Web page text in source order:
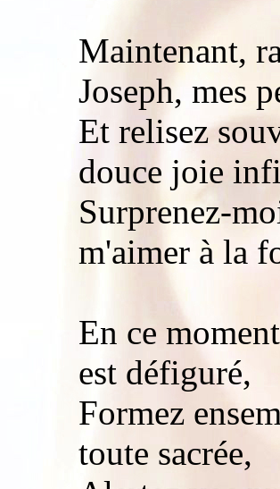
Maintenant,
Joseph, mes
Et relisez
douce joie
Surprenez-
m'aimer à la
En ce
est défiguré,
Formez
toute sacrée,